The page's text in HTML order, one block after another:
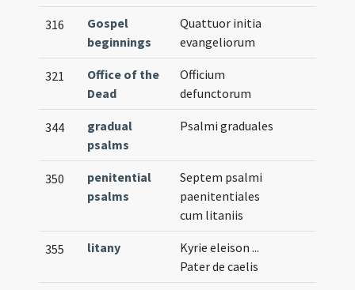
316
Gospel
beginnings
Quattuor initia
evangeliorum
321
Office of the
Dead
Officium
defunctorum
344
gradual
psalms
Psalmi graduales
350
penitential
psalms
Septem psalmi
paenitentiales
cum litaniis
355 litany
Kyrie eleison ...
Pater de caelis